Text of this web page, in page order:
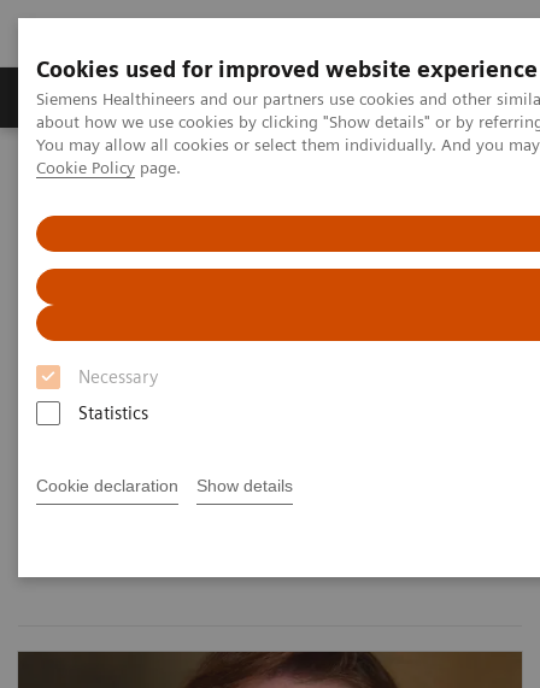
Cookies used for improved website experience
Siemens Healthineers and our partners use cookies and other
about how we use cookies by clicking "Show details" or by
You may allow all cookies or select them individually. And you
Cookie Policy page.
Necessary
Statistics
Cookie declaration Show details
Produtos e serviços Especialidades Clínicas e
Siemens Healthineers Brasil
Laboratory Automation -
Webinars